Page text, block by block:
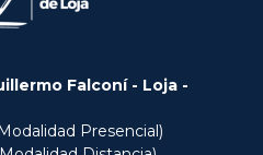
Falconí - Loja -
Presencial)